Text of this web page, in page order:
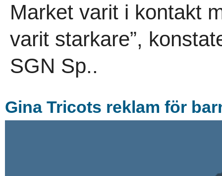
Market varit i kontakt
varit starkare”,
SGN Sp..
Gina Tricots reklam för